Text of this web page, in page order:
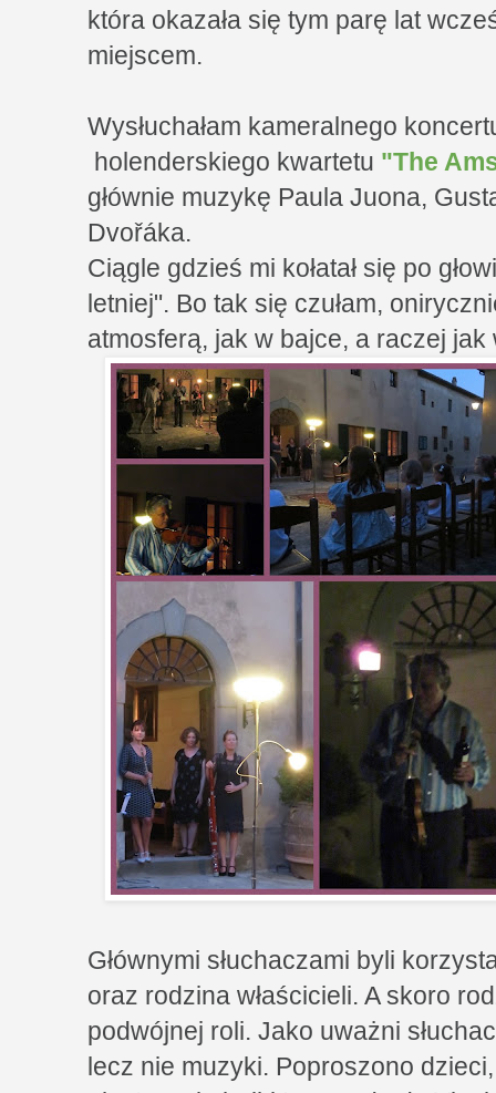
która okazała się tym parę lat
miejscem.
Wysłuchałam kameralnego
holenderskiego kwartetu "The
głównie muzykę Paula Juona,
Dvořáka.
Ciągle gdzieś mi kołatał się po
letniej". Bo tak się czułam,
atmosferą, jak w bajce, a raczej jak
Głównymi słuchaczami byli
oraz rodzina właścicieli. A skoro
podwójnej roli. Jako uważni
lecz nie muzyki. Poproszono